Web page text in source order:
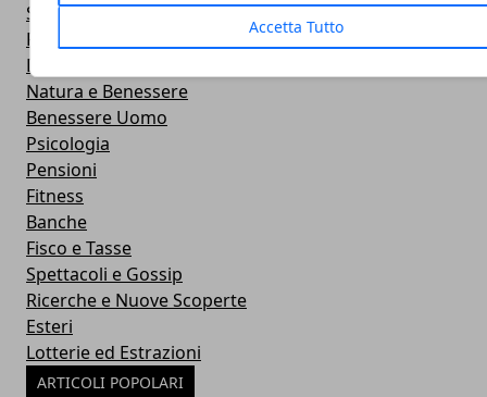
Accetta Tutto
Sport
Prima Pagina
Dieta e Alimentazione
Natura e Benessere
Benessere Uomo
Psicologia
Pensioni
Fitness
Banche
Fisco e Tasse
Spettacoli e Gossip
Ricerche e Nuove Scoperte
Esteri
Lotterie ed Estrazioni
ARTICOLI POPOLARI